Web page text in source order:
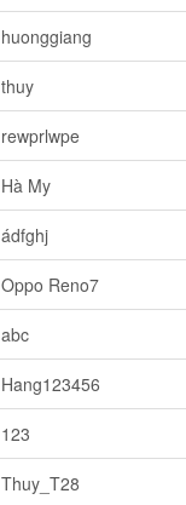
huonggiang
thuy
rewprlwpe
Hà My
ádfghj
Oppo Reno7
abc
Hang123456
123
Thuy_T28